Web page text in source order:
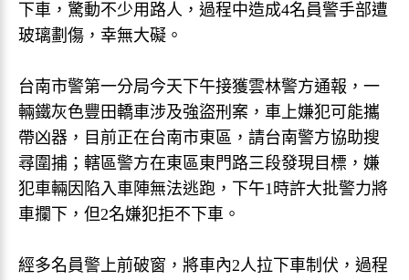
下車，驚動不少用路人，過程中造成4名員警手部遭
玻璃劃傷，幸無大礙。
台南市警第一分局今天下午接獲雲林警方通報，一
輛鐵灰色豐田轎車涉及強盜刑案，車上嫌犯可能攜
帶凶器，目前正在台南市東區，請台南警方協助搜
尋圍捕；轄區警方在東區東門路三段發現目標，嫌
犯車輛因陷入車陣無法逃跑，下午1時許大批警力將
車攔下，但2名嫌犯拒不下車。
經多名員警上前破窗，將車內2人拉下車制伏，過程